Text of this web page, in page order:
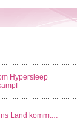
Hypersleep
Land kommt…